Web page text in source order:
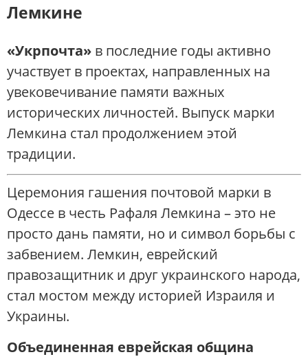
Лемкине
«Укрпочта» в последние годы активно
участвует в проектах, направленных на
увековечивание памяти важных
исторических личностей. Выпуск марки
Лемкина стал продолжением этой
традиции.
Церемония гашения почтовой марки в
Одессе в честь Рафаля Лемкина – это не
просто дань памяти, но и символ борьбы с
забвением. Лемкин, еврейский
правозащитник и друг украинского народа,
стал мостом между историей Израиля и
Украины.
Объединенная еврейская община